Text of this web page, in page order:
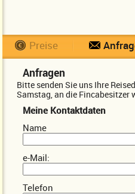
Preise
Anfragen
Bitte senden Sie uns Ihre
Samstag, an die Fincabesitzer
Meine Kontaktdaten
Name
e-Mail:
Telefon